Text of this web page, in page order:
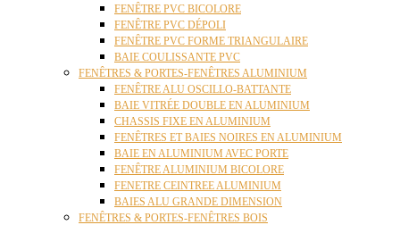
FENÊTRE PVC BICOLORE
FENÊTRE PVC DÉPOLI
FENÊTRE PVC FORME TRIANGULAIRE
BAIE COULISSANTE PVC
FENÊTRES & PORTES-FENÊTRES ALUMINIUM
FENÊTRE ALU OSCILLO-BATTANTE
BAIE VITRÉE DOUBLE EN ALUMINIUM
CHASSIS FIXE EN ALUMINIUM
FENÊTRES ET BAIES NOIRES EN ALUMINIUM
BAIE EN ALUMINIUM AVEC PORTE
FENÊTRE ALUMINIUM BICOLORE
FENETRE CEINTREE ALUMINIUM
BAIES ALU GRANDE DIMENSION
FENÊTRES & PORTES-FENÊTRES BOIS